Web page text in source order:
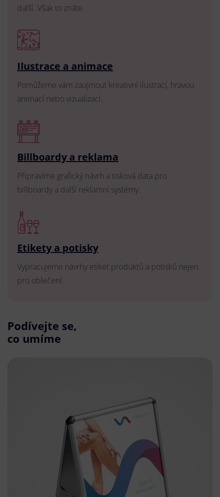
další. Však to znáte.
Ilustrace a animace
Pomůžeme vám zaujmout kreativní ilustrací, hravou
animací nebo vizualizací.
Billboardy a reklama
Připravíme grafický návrh a tisková data pro
billboardy a další reklamní systémy.
Etikety a potisky
Vypracujeme návrhy etiket produktů a potisků nejen
pro oblečení.
Podívejte se,
co umíme